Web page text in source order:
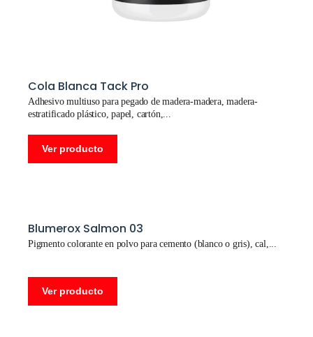
Cola Blanca Tack Pro
Adhesivo multiuso para pegado de madera-madera, madera-
estratificado plástico, papel, cartón,
Ver producto
Blumerox Salmon 03
Pigmento colorante en polvo para cemento (blanco o gris), cal,
Ver producto